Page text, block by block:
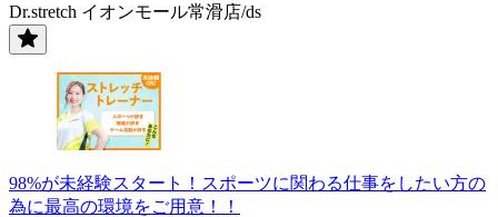
Dr.stretch イオンモール常滑店/ds
98%が未経験スタート！スポーツに関わる仕事をしたい方の
為に最高の環境をご用意！！